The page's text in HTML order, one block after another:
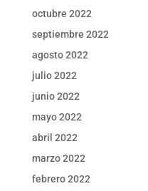
octubre 2022
septiembre 2022
agosto 2022
julio 2022
junio 2022
mayo 2022
abril 2022
marzo 2022
febrero 2022